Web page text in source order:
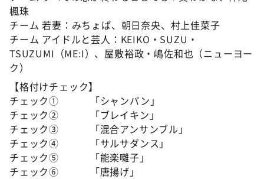
楓珠
チーム 若妻：みちょぱ、朝日奈央、村上佳菜子
チーム アイドルと芸人：KEIKO・SUZU・
TSUZUMI（ME:I）、屋敷裕政・嶋佐和也（ニューヨー
ク）
【格付けチェック】
チェック① 「シャンパン」
チェック② 「ブレイキン」
チェック③ 「混合アンサンブル」
チェック④ 「サルサダンス」
チェック⑤ 「能楽囃子」
チェック⑥ 「唐揚げ」